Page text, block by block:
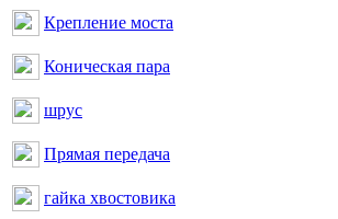
Крепление моста
Коническая пара
шрус
Прямая передача
гайка хвостовика